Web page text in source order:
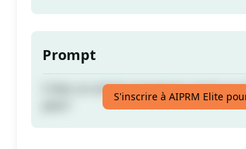
Prompt
Créez un article engageant, basé sur
S'inscrire à AIPRM Elite